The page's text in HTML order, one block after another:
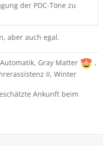
der PDC-Töne zu
aber auch egal.
Automatik, Gray Matter
,
II, Winter
Ankunft beim